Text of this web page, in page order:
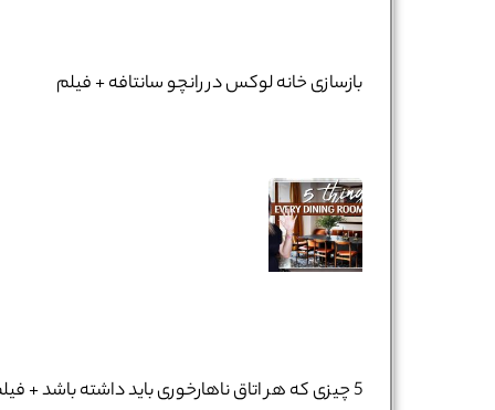
بازسازی خانه لوکس در رانچو سانتا‌فه + فیلم
5 چیزی که هر اتاق ناهارخوری باید داشته باشد + فیلم